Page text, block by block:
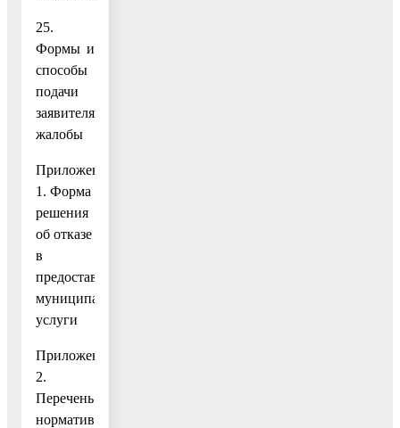
25.
Формы и
способы
подачи
заявителями
жалобы
Приложение
1. Форма
решения
об отказе
в
предоставлении
муниципальной
услуги
Приложение
2.
Перечень
нормативных